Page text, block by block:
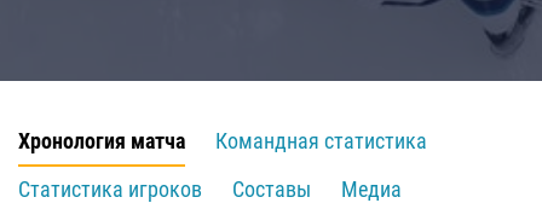
Хронология матча
Командная статистика
Статистика игроков
Составы
Медиа